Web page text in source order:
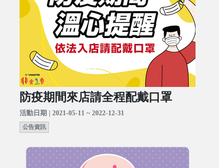
防疫期間來店請全程配戴口罩
活動日期 | 2021-05-11 ~ 2022-12-31
公告資訊